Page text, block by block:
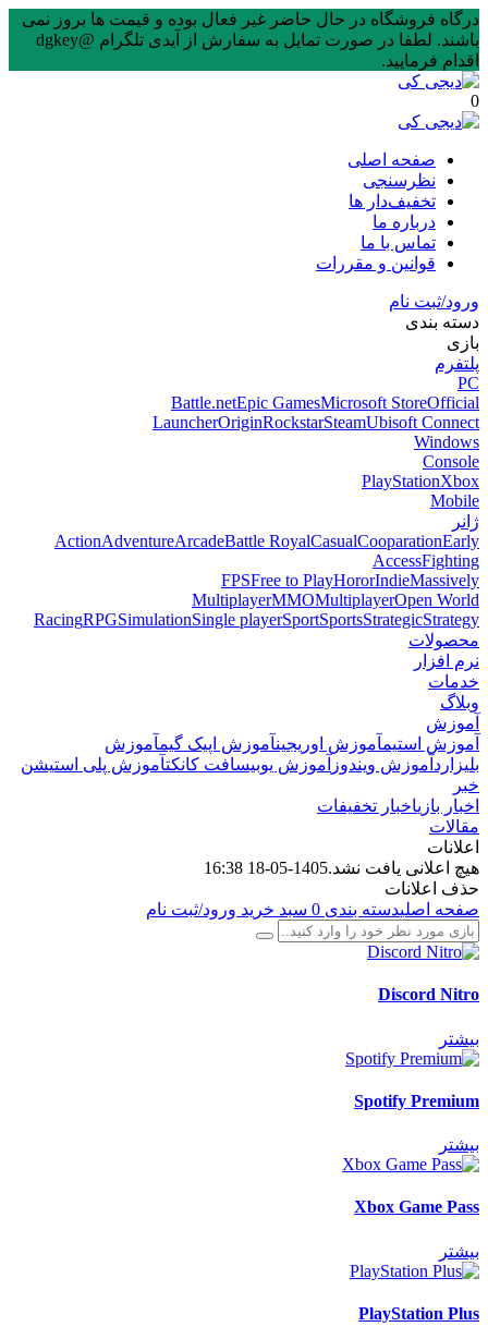
درگاه فروشگاه در حال حاضر غیر فعال بوده و قیمت ها بروز نمی
باشند. لطفا در صورت تمایل به سفارش از آیدی تلگرام @dgkey
اقدام فرمایید.
0
صفحه اصلی
نظرسنجی
تخفیف‌دار ها
درباره ما
تماس با ما
قوانین و مقررات
ورود/ثبت نام
دسته بندی
بازی
پلتفرم
PC
Battle.netEpic GamesMicrosoft StoreOfficial
LauncherOriginRockstarSteamUbisoft Connect
Windows
Console
PlayStationXbox
Mobile
ژانر
ActionAdventureArcadeBattle RoyalCasualCooparationEarly
AccessFighting
FPSFree to PlayHororIndieMassively
MultiplayerMMOMultiplayerOpen World
RacingRPGSimulationSingle playerSportSportsStrategicStrategy
محصولات
نرم افزار
خدمات
وبلاگ
آموزش
آموزش استیمآموزش اوریجینآموزش اپیک گیمآموزش
بلیزارد آموزش ویندوز آموزش یوبیسافت کانکتآموزش پلی استیشن
خبر
اخبار بازیاخبار تخفیفات
مقالات
اعلانات
هیچ اعلانی یافت نشد.1405-05-18 16:38
حذف اعلانات
صفحه اصلیدسته بندی 0 سبد خرید ورود/ثبت نام
Discord Nitro
بیشتر
Spotify Premium
بیشتر
Xbox Game Pass
بیشتر
PlayStation Plus